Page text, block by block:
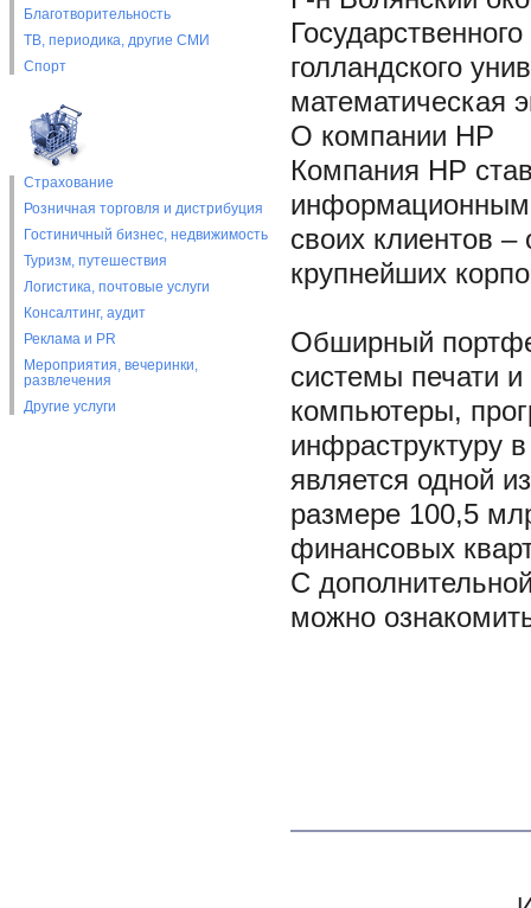
Благотворительность
ТВ, периодика, другие СМИ
Спорт
Страхование
Розничная торговля и дистрибуция
Гостиничный бизнес, недвижимость
Туризм, путешествия
Логистика, почтовые услуги
Консалтинг, аудит
Реклама и PR
Мероприятия, вечеринки,
развлечения
Другие услуги
голландского
математическая
О компании НР
Компания HP
своих клиентов
крупнейших
Обширный
системы печати
компьютеры,
инфраструктуру
является одной
размере 100,5
финансовых
С
можно